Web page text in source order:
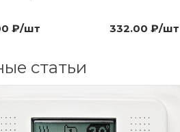
₽/шт 332.00 ₽/шт
статьи